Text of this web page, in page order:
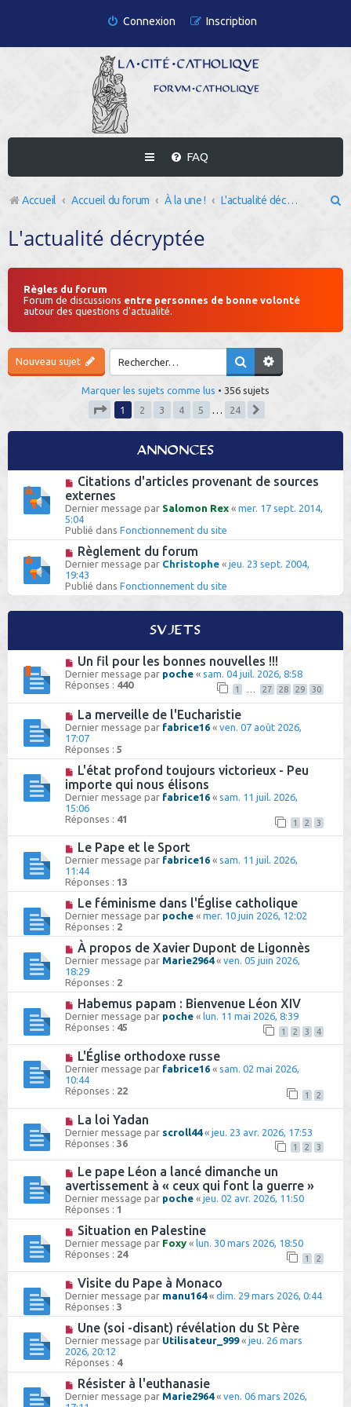
Connexion Inscription
FAQ
Accueil Accueil du forum À la une ! L'actualité décryptée
h
L'actualité décryptée
Règles du forum
Forum de discussions entre personnes de bonne volonté
autour des questions d'actualité.
Nouveau sujet
Marquer les sujets comme lus • 356 sujets
1 2 3 4 5
24
Annonces
Citations d'articles provenant de sources
externes
Dernier message par Salomon Rex « mer. 17 sept. 2014,
5:04
Publié dans Fonctionnement du site
Règlement du forum
Dernier message par Christophe « jeu. 23 sept. 2004,
19:43
Publié dans Fonctionnement du site
Sujets
Un fil pour les bonnes nouvelles !!!
Dernier message par poche « sam. 04 juil. 2026, 8:58
Réponses : 440 1 27 28 29 30
La merveille de l'Eucharistie
Dernier message par fabrice16 « ven. 07 août 2026,
17:07
Réponses : 5
L'état profond toujours victorieux - Peu
importe qui nous élisons
Dernier message par fabrice16 « sam. 11 juil. 2026,
15:06
Réponses : 41 1 2 3
Le Pape et le Sport
Dernier message par fabrice16 « sam. 11 juil. 2026,
11:44
Réponses : 13
Le féminisme dans l'Église catholique
Dernier message par poche « mer. 10 juin 2026, 12:02
Réponses : 2
À propos de Xavier Dupont de Ligonnès
Dernier message par Marie2964« ven. 05 juin 2026,
18:29
Réponses : 2
Habemus papam : Bienvenue Léon XIV
Dernier message par poche « lun. 11 mai 2026, 8:39
Réponses : 45 1 2 3 4
L'Église orthodoxe russe
Dernier message par fabrice16 « sam. 02 mai 2026,
10:44
Réponses : 22 1 2
La loi Yadan
Dernier message par scroll44« jeu. 23 avr. 2026, 17:53
Réponses : 36 1 2 3
Le pape Léon a lancé dimanche un
avertissement à « ceux qui font la guerre »
Dernier message par poche « jeu. 02 avr. 2026, 11:50
Réponses : 1
Situation en Palestine
Dernier message par Foxy « lun. 30 mars 2026, 18:50
Réponses : 24 1 2
Visite du Pape à Monaco
Dernier message par manu164« dim. 29 mars 2026, 0:44
Réponses : 3
Une (soi -disant) révélation du St Père
Dernier message par Utilisateur_999« jeu. 26 mars
2026, 20:12
Réponses : 4
Résister à l'euthanasie
Dernier message par Marie2964« ven. 06 mars 2026,